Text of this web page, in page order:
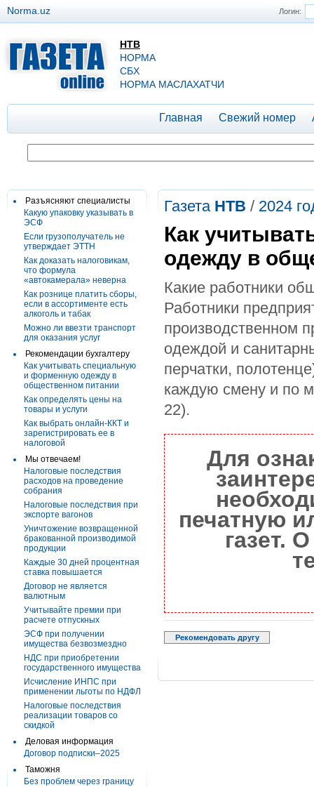
Логин:
Norma.uz
НТВ
НОРМА
СБХ
НОРМА МАСЛАХАТЧИ
Главная Свежий номер
Разъясняют специалисты
Какую упаковку указывать в
ЭСФ
Если грузополучатель не
утверждает ЭТТН
Как доказать налоговикам,
что формула
«автокамерала» неверна
Как рознице платить сборы,
если в ассортименте есть
алкоголь и табак
Можно ли ввезти транспорт
для оказания услуг
Рекомендации бухгалтеру
Как учитывать специальную
и форменную одежду в
общественном питании
Как определять цены на
товары и услуги
Как выбрать онлайн-ККТ и
зарегистрировать ее в
налоговой
Мы отвечаем!
Налоговые последствия
расходов на проведение
собрания
Налоговые последствия при
экспорте вагонов
Уничтожение возвращенной
бракованной производимой
продукции
Каждые 30 дней процентная
ставка повышается
Договор не является
валютным
Учитывайте премии при
расчете отпускных
ЭСФ при получении
имущества безвозмездно
НДС при приобретении
государственного имущества
Исчисление ИНПС при
применении льготы по НДФЛ
Налоговые последствия
реализации товаров со
скидкой
Деловая информация
Договор подписки–2025
Таможня
Без проблем через границу
Газета НТВ / 2024
Как
одежду в
Какие работники
Работники
производственном
одеждой и
перчатки,
каждую смену и по
22).
Для
печатную
газет.
Рекомендовать другу